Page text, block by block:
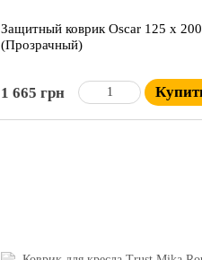
Защитный коврик Oscar 125 х
(Прозрачный)
1 665 грн